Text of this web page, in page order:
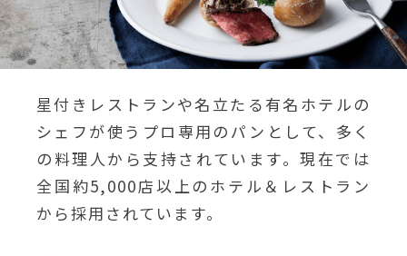
星付きレストランや名立たる有名ホテルの
シェフが使うプロ専用のパンとして、多く
の料理人から支持されています。現在では
全国約5,000店以上のホテル＆レストラン
から採用されています。